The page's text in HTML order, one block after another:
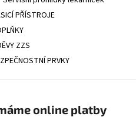
PŘÍSTROJE
ZZS
PRVKY
online platby